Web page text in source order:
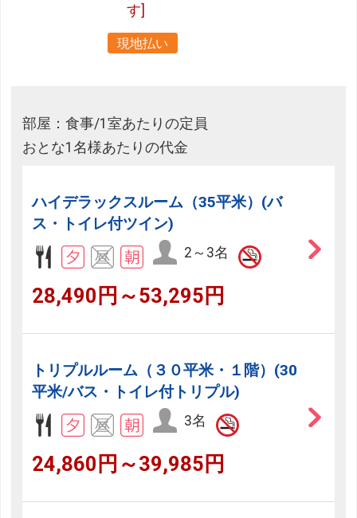
す]
現地払い
部屋：食事/1室あたりの定員
おとな1名様あたりの代金
ハイデラックスルーム（35平米）(バ
ス・トイレ付ツイン)
2～3名
28,490円～53,295円
トリプルルーム（３０平米・１階）(30
平米/バス・トイレ付トリプル)
3名
24,860円～39,985円